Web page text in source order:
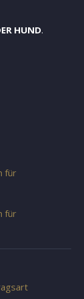
HUND.
für
für